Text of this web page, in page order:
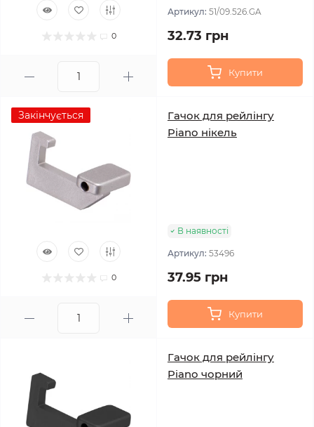
0
Артикул: 51/09.526.GA
32.73 грн
Купити
Закінчується
0
Гачок для рейлінгу
Piano нікель
В наявності
Артикул: 53496
37.95 грн
Купити
Гачок для рейлінгу
Piano чорний